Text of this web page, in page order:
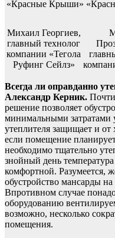
«Красные Крыши»
Михаил Георгиев,
главный технолог
компании «Тегола
Руфинг Сейлз»
Всегда ли оправданно
Александр Керник.
решение позволяет
минимальными затратами
утеплителя защищает и
если помещение
необходимо тщательно
знойный день
комфортной. Разумеется,
обустройство мансарды
Впротивном случае
оборудованию
возможно, несколько
помещения.